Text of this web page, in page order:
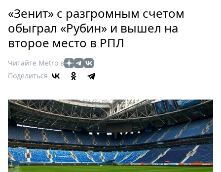
Россия
Мир
Здоровье
Туризм
Мода
Театр
Кино
Афиша
Книги
Выставки
Пресс-
«Зенит» с разгромным счетом
обыграл «Рубин» и вышел на
второе место в РПЛ
Читайте Metro в
Поделиться